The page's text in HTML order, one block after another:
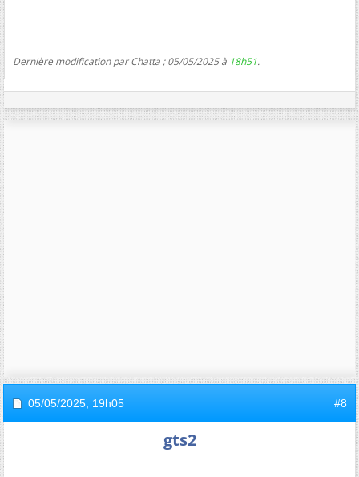
Dernière modification par Chatta ; 05/05/2025 à 18h51.
05/05/2025, 19h05 #8
gts2